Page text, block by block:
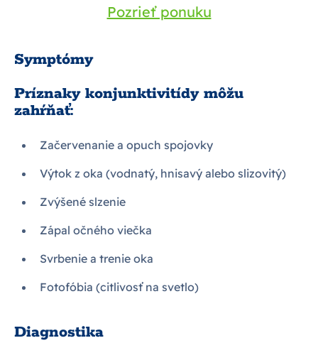
Pozrieť ponuku
Symptómy
Príznaky konjunktivitídy môžu
zahŕňať:
Začervenanie a opuch spojovky
Výtok z oka (vodnatý, hnisavý alebo slizovitý)
Zvýšené slzenie
Zápal očného viečka
Svrbenie a trenie oka
Fotofóbia (citlivosť na svetlo)
Diagnostika